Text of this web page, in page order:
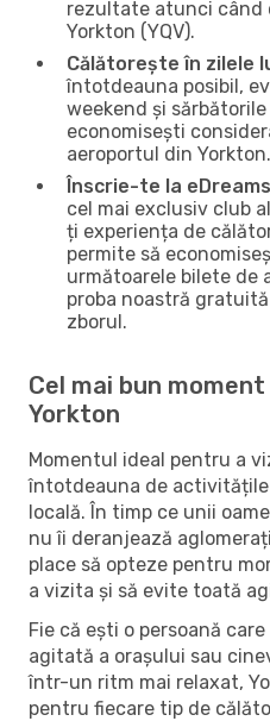
rezultate atunci când
Yorkton (YQV).
Călătorește în zilele
întotdeauna posibil,
weekend și
economisești
aeroportul din Yorkton.
Înscrie-te la
cel mai exclusiv club
ți experiența de
permite să
următoarele bilete de
proba noastră
zborul.
Cel mai bun
Yorkton
Momentul ideal pentru a
întotdeauna de
locală. În timp ce unii
nu îi deranjează
place să opteze pentru
a vizita și să evite toată
Fie că ești o persoană
agitată a orașului sau
într-un ritm mai relaxat,
pentru fiecare tip de